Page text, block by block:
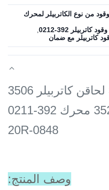
من نوع الكاتربيلر لمحرك
كاتربيلر 392-0212
كاتربيلر مع ضمان
392-0212 392-0220 لحاقن كاتربيلر 3506
3508 3512 3516 3524 محرك 392-0211
20R-0848
وصف المنتج: